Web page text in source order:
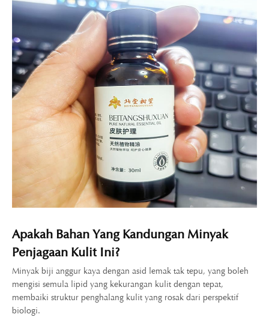
Apakah Bahan Yang Kandungan Minyak
Penjagaan Kulit Ini?
Minyak biji anggur kaya dengan asid lemak tak tepu, yang boleh
mengisi semula lipid yang kekurangan kulit dengan tepat,
membaiki struktur penghalang kulit yang rosak dari perspektif
biologi.